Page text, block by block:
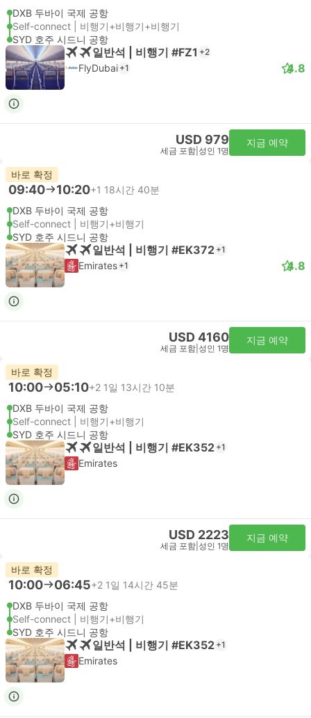
DXB 두바이 국제 공항
Self-connect | 비행기+비행기+비행기
SYD 호주 시드니 공항
일반석 | 비행기 #FZ1 +2
FlyDubai +1 4.8
USD 979
세금 포함 성인 1명
지금 예약
바로 확정
09:40 10:20+1 18시간 40분
DXB 두바이 국제 공항
Self-connect | 비행기+비행기
SYD 호주 시드니 공항
일반석 | 비행기 #EK372 +1
Emirates +1 4.8
USD 4160
세금 포함 성인 1명
지금 예약
바로 확정
10:00 05:10+2 1일 13시간 10분
DXB 두바이 국제 공항
Self-connect | 비행기+비행기
SYD 호주 시드니 공항
일반석 | 비행기 #EK352 +1
Emirates
USD 2223
세금 포함 성인 1명
지금 예약
바로 확정
10:00 06:45+2 1일 14시간 45분
DXB 두바이 국제 공항
Self-connect | 비행기+비행기
SYD 호주 시드니 공항
일반석 | 비행기 #EK352 +1
Emirates